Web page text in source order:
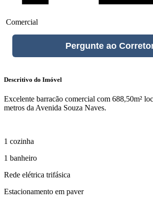
Comercial
Pergunte ao
Descritivo do Imóvel
Excelente barracão comercial com 688,50m²
metros da Avenida Souza Naves.
1 cozinha
1 banheiro
Rede elétrica trifásica
Estacionamento em paver